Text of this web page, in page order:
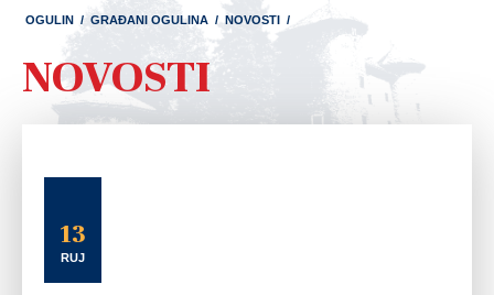
OGULIN / GRAĐANI OGULINA / NOVOSTI /
NOVOSTI
13
RUJ